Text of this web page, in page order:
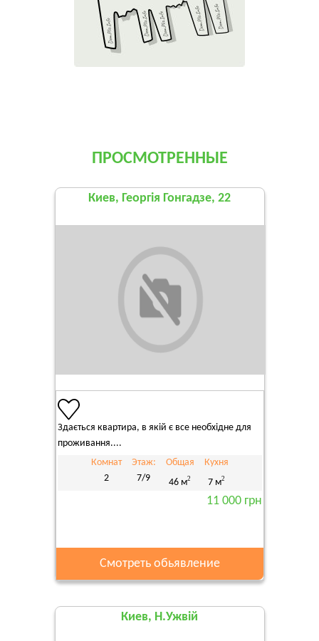
ПРОСМОТРЕННЫЕ
Киев, Георгія Гонгадзе, 22
Здається квартира, в якій є все необхідне для
проживання....
Комнат
2
Этаж:
7/9
Общая
46 м2
Кухня
7 м2
11 000 грн
Смотреть обьявление
Киев, Н.Ужвій